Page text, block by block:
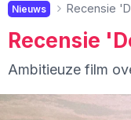
Nieuws Recensie
Recensie
Ambitieuze film